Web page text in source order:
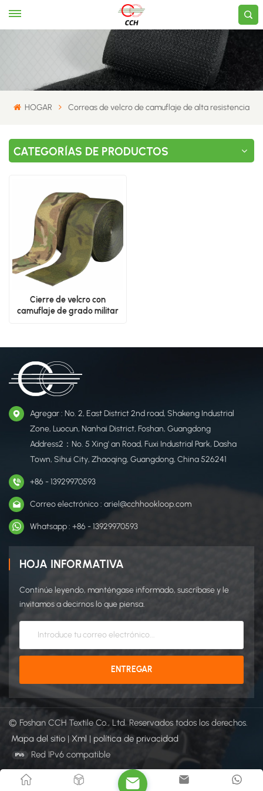
HOGAR Correas de velcro de camuflaje de alta resistencia
CATEGORÍAS DE PRODUCTOS
Cierre de velcro con
camuflaje de grado militar
Agregar : No. 2, East District 2nd road, Shakeng Industrial
Zone, Luocun, Nanhai District, Foshan, Guangdong
Address2：No. 5 Xing' an Road, Fuxi Industrial Park, Dasha
Town, Sihui City, Zhaoqing, Guangdong, China 526241
+86 - 13929970593
Correo electrónico : ariel@cchhookloop.com
Whatsapp : +86 - 13929970593
HOJA INFORMATIVA
Continúe leyendo, manténgase informado, suscríbase y le
invitamos a decirnos lo que piensa.
© Foshan CCH Textile Co., Ltd. Reservados todos los derechos.
Mapa del sitio | Xml | política de privacidad
Red IPv6 compatible